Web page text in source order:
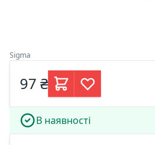
Sigma
97 ₴
В наявності